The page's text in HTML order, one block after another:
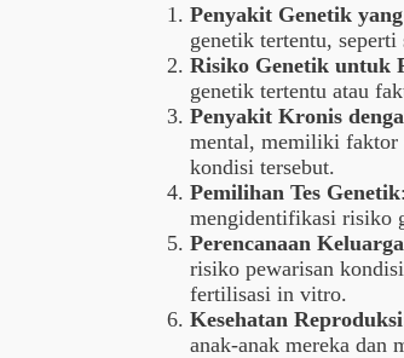
Penyakit Genetik
genetik tertentu,
Risiko Genetik untuk
genetik tertentu atau
Penyakit Kronis
mental, memiliki faktor
kondisi tersebut.
Pemilihan Tes Genetik
mengidentifikasi risiko
Perencanaan Keluarga
risiko pewarisan
fertilisasi in vitro.
Kesehatan Reproduksi
anak-anak mereka dan